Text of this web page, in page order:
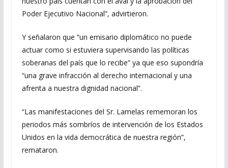
Poder Ejecutivo Nacional”, advirtieron.
Y señalaron que “un emisario diplomático no puede
actuar como si estuviera supervisando las políticas
soberanas del país que lo recibe” ya que eso supondría
“una grave infracción al derecho internacional y una
afrenta a nuestra dignidad nacional”.
“Las manifestaciones del Sr. Lamelas rememoran los
periodos más sombríos de intervención de los Estados
Unidos en la vida democrática de nuestra región”,
remataron.